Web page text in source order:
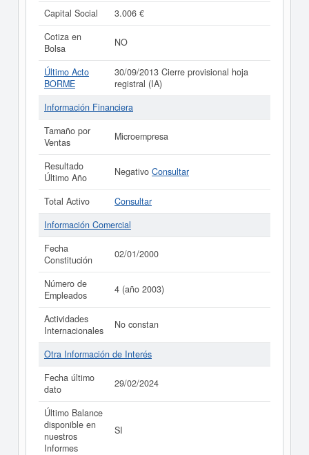
Capital Social
3.006 €
Cotiza en
Bolsa
NO
Último Acto
BORME
30/09/2013 Cierre provisional hoja
registral (IA)
Información Financiera
Tamaño por
Ventas
Microempresa
Resultado
Último Año
Negativo Consultar
Total Activo
Consultar
Información Comercial
Fecha
Constitución
02/01/2000
Número de
Empleados
4 (año 2003)
Actividades
Internacionales
No constan
Otra Información de Interés
Fecha último
dato
29/02/2024
Último Balance
disponible en
nuestros
Informes
SI